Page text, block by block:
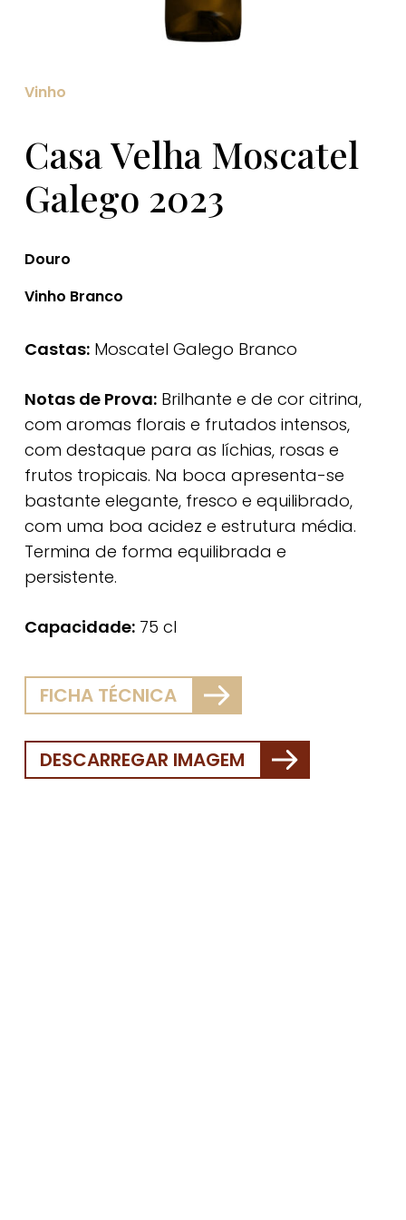
Vinho
Casa Velha Moscatel
Galego 2023
Douro
Vinho Branco
Castas:Moscatel Galego Branco
Notas de Prova:Brilhante e de cor citrina,
com aromas florais e frutados intensos,
com destaque para as líchias, rosas e
frutos tropicais. Na boca apresenta-se
bastante elegante, fresco e equilibrado,
com uma boa acidez e estrutura média.
Termina de forma equilibrada e
persistente.
Capacidade:75 cl
FICHA TÉCNICA
DESCARREGAR IMAGEM